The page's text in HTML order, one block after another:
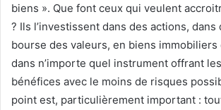
biens ». Que font ceux qui veulent
? Ils l’investissent dans des actions, dans
bourse des valeurs, en biens immobiliers
dans n’importe quel instrument offrant
bénéfices avec le moins de risques
point est, particulièrement important :